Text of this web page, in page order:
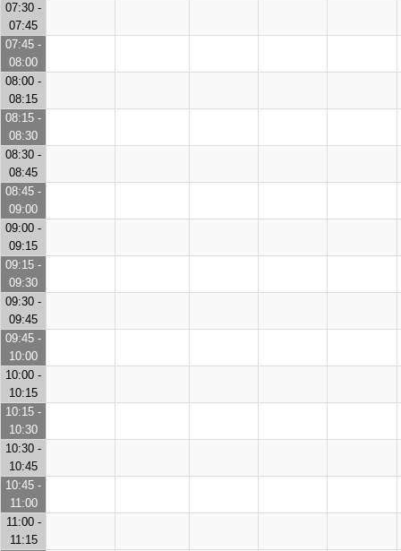
07:30 -
07:45
07:45 -
08:00
08:00 -
08:15
08:15 -
08:30
08:30 -
08:45
08:45 -
09:00
09:00 -
09:15
09:15 -
09:30
09:30 -
09:45
09:45 -
10:00
10:00 -
10:15
10:15 -
10:30
10:30 -
10:45
10:45 -
11:00
11:00 -
11:15